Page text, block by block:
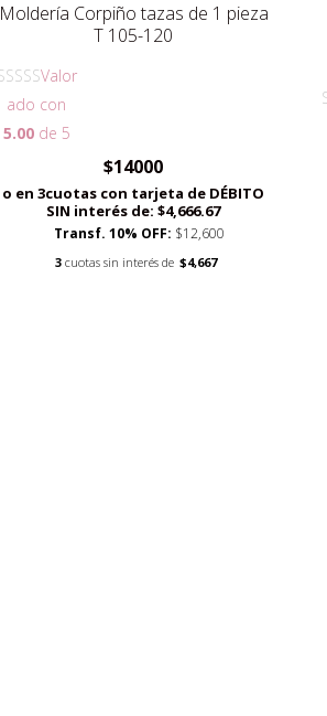
Moldería Corpiño tazas de 1 pieza
T 105-120
Valor
ado con
5.00de 5
$14000
o en 3cuotas con tarjeta de DÉBITO
SIN interés de: $4,666.67
Transf. 10% OFF: $12,600
3 cuotas sin interés de $4,667